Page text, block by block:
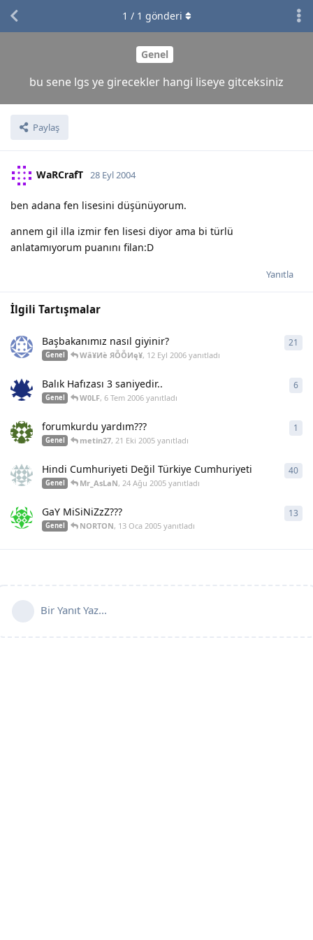
Genel
bu sene lgs ye girecekler hangi liseye gitceksiniz
Paylaş
1 / 1 gönderi
WaRCrafT 28 Eyl 2004
ben adana fen lisesini düşünüyorum.
annem gil illa izmir fen lisesi diyor ama bi türlü
anlatamıyorum puanını filan:D
Yanıtla
İlgili Tartışmalar
Başbakanımız nasıl giyinir?
Genel Wâ¥Иè ЯỖỖИę¥, 12 Eyl 2006 yanıtladı
21
Balık Hafızası 3 saniyedir..
Genel W0LF,6 Tem 2006 yanıtladı
6
forumkurdu yardım???
Genel metin27,21 Eki 2005 yanıtladı
1
Hindi Cumhuriyeti Değil Türkiye Cumhuriyeti
Genel Mr_AsLaN,24 Ağu 2005 yanıtladı
40
GaY MiSiNiZzZ???
Genel NORTON, 13 Oca 2005 yanıtladı
13
Bir Yanıt Yaz...